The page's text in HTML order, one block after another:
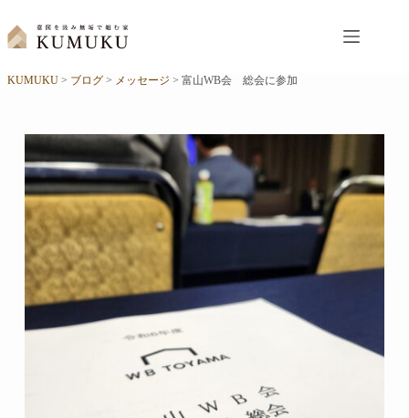
ン
テ
ツKUMUKU > ブログ > メッセージ > 富山WB会 総会に参加